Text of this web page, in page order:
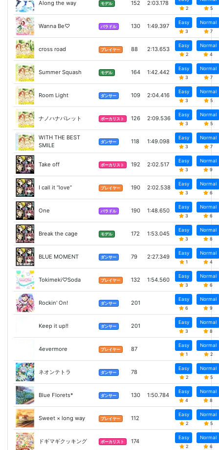
Along the way モデル 152 2:03.178
2
5
Wanna Be♡ バラドル 130 1:49.397
Easy
3
Normal
7
cross road プレイヤー 88 2:13.653
Easy
2
Normal
4
Summer Squash モデル 164 1:42.442
Easy
3
Normal
7
Room Light ダンサー 109 2:04.416
Easy
3
Normal
5
ナノハナパレット ボーカリスト 126 2:09.536
Easy
3
Normal
5
WITH THE BEST
SMILE
ダンサー 118 1:49.098
Easy
3
Normal
7
Take off ボーカリスト 192 2:02.517
Easy
3
Normal
9
I call it “love” プレイヤー 190 2:02.538
Easy
3
Normal
6
One バラドル 190 1:48.650
Easy
3
Normal
6
Break the cage モデル 172 1:53.045
Easy
3
Normal
8
BLUE MOMENT ダンサー 79 2:27.349
Easy
1
Normal
4
Tokimeki♡Soda プレイヤー 132 1:54.560
Easy
3
Normal
6
Rockin' On! ダンサー 201
Easy
6
Normal
9
Keep it up!! ダンサー 201
Easy
3
Normal
8
4evermore プレイヤー 87
Easy
1
Normal
2
ネオンテトラ ダンサー 78
Easy
2
Normal
5
Blue Florets* ダンサー 130 1:50.784
Easy
4
Normal
8
Sweet × long way プレイヤー 112
Easy
2
Normal
5
ドギマギクッキング ボーカリスト 174
Easy
2
Normal
6